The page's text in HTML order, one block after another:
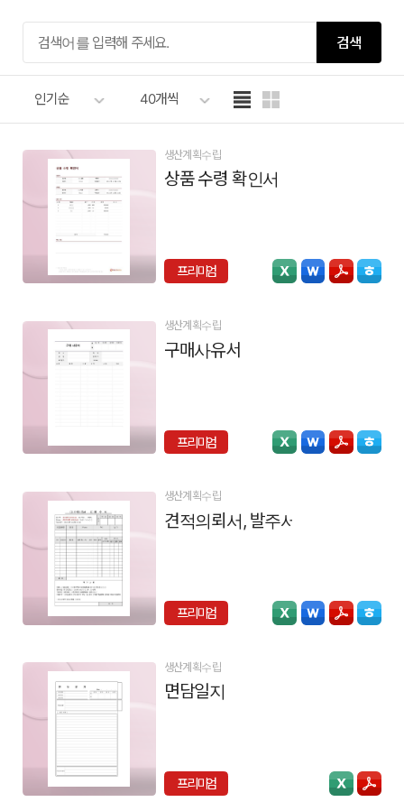
검색
인기순 40개씩
생산계획수립
상품 수령 확인서
프리미엄
생산계획수립
구매사유서
프리미엄
생산계획수립
견적의뢰서, 발주서
프리미엄
생산계획수립
면담일지
프리미엄